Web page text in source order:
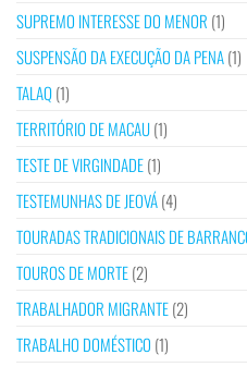
SUPREMO INTERESSE DO MENOR (1)
SUSPENSÃO DA EXECUÇÃO DA PENA(1)
TALAQ(1)
TERRITÓRIO DE MACAU(1)
TESTE DE VIRGINDADE(1)
TESTEMUNHAS DE JEOVÁ(4)
TOURADAS TRADICIONAIS DE
TOUROS DE MORTE(2)
TRABALHADOR MIGRANTE(2)
TRABALHO DOMÉSTICO (1)